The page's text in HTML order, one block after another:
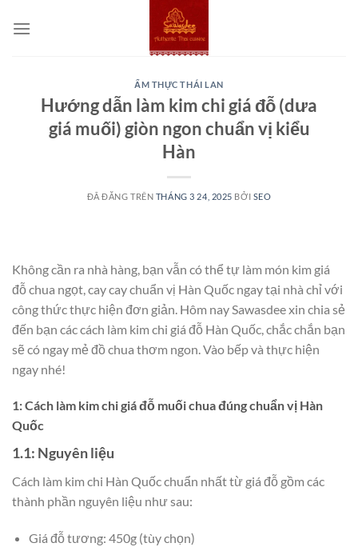
đến
ẨM THỰC THÁI LAN
Hướng dẫn làm kim chi giá đỗ (dưa
giá muối) giòn ngon chuẩn vị kiểu
Hàn
ĐÃ ĐĂNG TRÊN THÁNG 3 24, 2025 BỞI SEO
Không cần ra nhà hàng, bạn vẫn có thể tự làm món kim giá
đỗ chua ngọt, cay cay chuẩn vị Hàn Quốc ngay tại nhà chỉ với
công thức thực hiện đơn giản. Hôm nay Sawasdee xin chia sẻ
đến bạn các cách làm kim chi giá đỗ Hàn Quốc, chắc chắn bạn
sẽ có ngay mẻ đồ chua thơm ngon. Vào bếp và thực hiện
ngay nhé!
1: Cách làm kim chi giá đỗ muối chua đúng chuẩn vị Hàn
Quốc
1.1: Nguyên liệu
Cách làm kim chi Hàn Quốc chuẩn nhất từ giá đỗ gồm các
thành phần nguyên liệu như sau:
Giá đỗ tương: 450g (tùy chọn)